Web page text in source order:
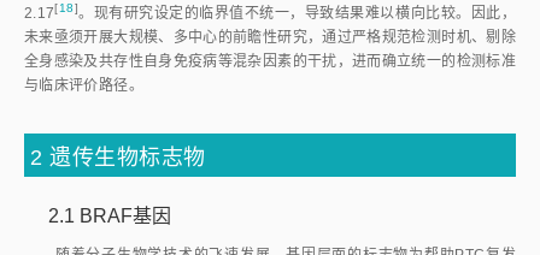
2.17[18]。现有研究设定的临界值不统一，导致结果难以横向比较。因此，
未来亟须开展大规模、多中心的前瞻性研究，通过严格规范检测时机、剔除
全身感染及共存性自身免疫病等混杂因素的干扰，进而确立统一的检测标准
与临床评价路径。
2 遗传生物标志物
2.1 BRAF基因